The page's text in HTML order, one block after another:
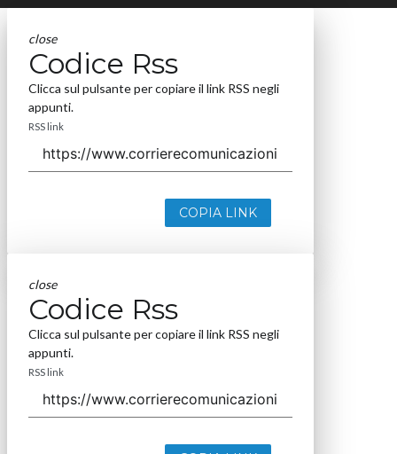
close
Codice Rss
Clicca sul pulsante per copiare il link RSS negli
appunti.
RSS link
COPIA LINK
close
Codice Rss
Clicca sul pulsante per copiare il link RSS negli
appunti.
RSS link